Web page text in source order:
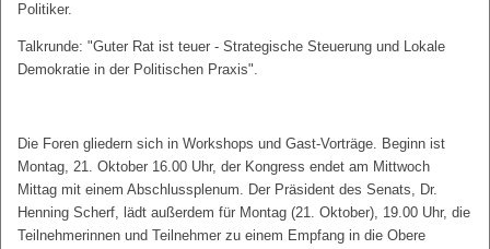
Politiker.
Talkrunde: "Guter Rat ist teuer - Strategische Steuerung und Lokale
Demokratie in der Politischen Praxis".
Die Foren gliedern sich in Workshops und Gast-Vorträge. Beginn ist
Montag, 21. Oktober 16.00 Uhr, der Kongress endet am Mittwoch
Mittag mit einem Abschlussplenum. Der Präsident des Senats, Dr.
Henning Scherf, lädt außerdem für Montag (21. Oktober), 19.00 Uhr, die
Teilnehmerinnen und Teilnehmer zu einem Empfang in die Obere